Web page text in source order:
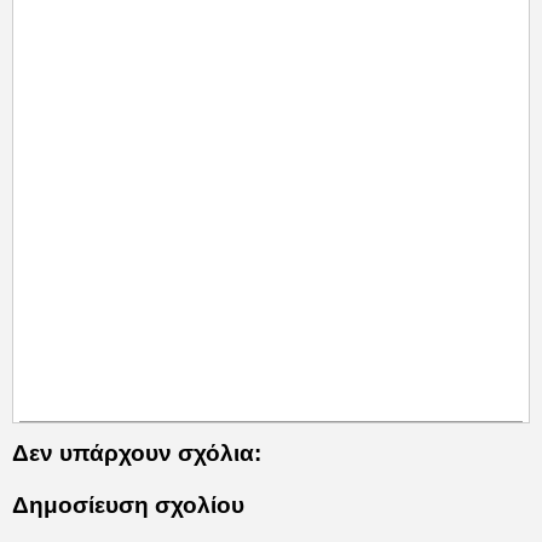
Δεν υπάρχουν σχόλια:
Δημοσίευση σχολίου